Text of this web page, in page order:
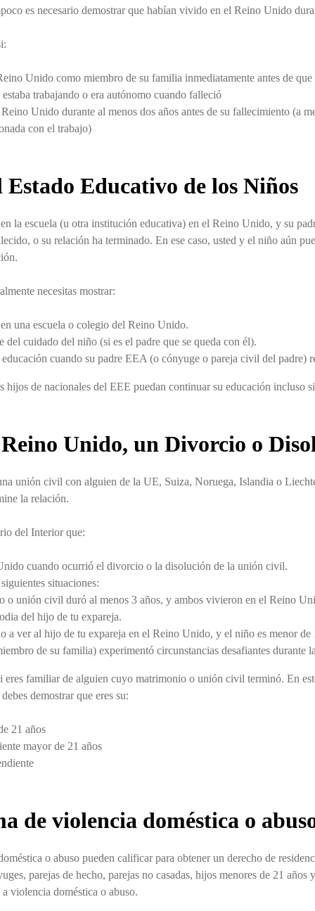
es necesario demostrar que habían vivido en el Reino Unido
Unido como miembro de su familia inmediatamente antes de
trabajando o era autónomo cuando falleció
Unido durante al menos dos años antes de su fallecimiento (a
con el trabajo)
Estado Educativo de los Niños
la escuela (u otra institución educativa) en el Reino Unido, y su
o su relación ha terminado. En ese caso, usted y el niño aún
necesitas mostrar:
una escuela o colegio del Reino Unido.
del cuidado del niño (si es el padre que se queda con él).
cuando su padre EEA (o cónyuge o pareja civil del padre)
hijos de nacionales del EEE puedan continuar su educación incluso
Reino Unido, un Divorcio o
unión civil con alguien de la UE, Suiza, Noruega, Islandia o
la relación.
del Interior que:
cuando ocurrió el divorcio o la disolución de la unión civil.
situaciones:
o unión civil duró al menos 3 años, y ambos vivieron en el Reino
del hijo de tu expareja.
a ver al hijo de tu expareja en el Reino Unido, y el niño es menor de
de su familia) experimentó circunstancias desafiantes durante
eres familiar de alguien cuyo matrimonio o unión civil terminó. En
demostrar que eres su:
21 años
mayor de 21 años
de violencia doméstica o
o abuso pueden calificar para obtener un derecho de
parejas de hecho, parejas no casadas, hijos menores de 21
violencia doméstica o abuso.